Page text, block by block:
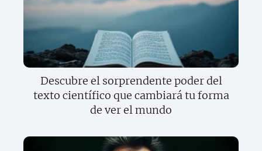
Descubre el sorprendente poder del
texto científico que cambiará tu forma
de ver el mundo